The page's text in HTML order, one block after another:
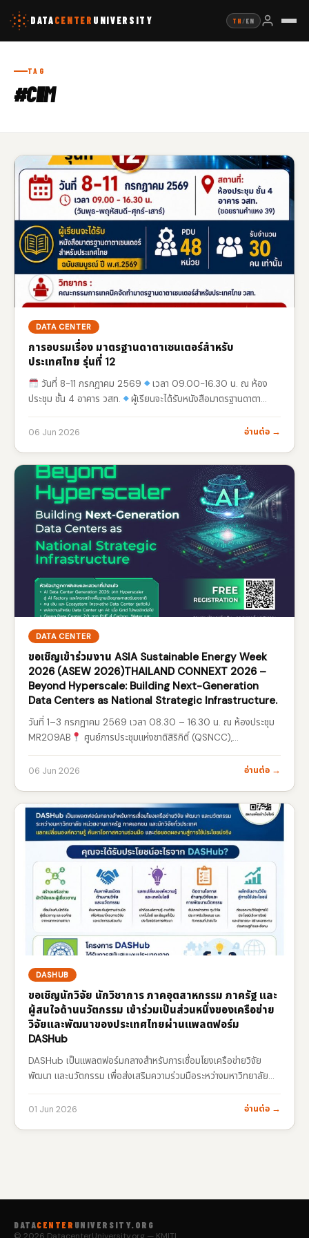
DATACENTER UNIVERSITY TH /EN
TAG
#CIIM
DATA CENTER
การอบรมเรื่อง มาตรฐานดาตาเซนเตอร์สำหรับ
ประเทศไทย รุ่นที่ 12
วันที่ 8-11 กรกฎาคม 2569
เวลา 09.00-16.30 น. ณ ห้อง
ประชุม ชั้น 4 อาคาร วสท.
ผู้เรียนจะได้รับหนังสือมาตรฐานดาตา
เซนเตอร์สำหรับประเทศไทย ฉบับสมบูรณ์ ปี
พ.ศ.2569……………………………
ค่าลงทะเบียนสมาชิก วสท.…
06 Jun 2026 อ่านต่อ →
DATA CENTER
ขอเชิญเข้าร่วมงาน ASIA Sustainable Energy Week
2026 (ASEW 2026)THAILAND CONNEXT 2026 –
Beyond Hyperscale: Building Next-Generation
Data Centers as National Strategic Infrastructure.
วันที่ 1–3 กรกฎาคม 2569 เวลา 08.30 – 16.30 น. ณ ห้องประชุม
MR209AB
ศูนย์การประชุมแห่งชาติสิริกิติ์ (QSNCC),
กรุงเทพมหานคร
งานแสดงเทคโนโลยีพลังงานสะอาดและความ
ยั่งยืนที่ใหญ่ที่สุดแห่งหนึ่งของเอเชียภายในงานพบกับนวัตกรรมและ
06 Jun 2026 อ่านต่อ →
DASHUB
ขอเชิญนักวิจัย นักวิชาการ ภาคอุตสาหกรรม ภาครัฐ และ
ผู้สนใจด้านนวัตกรรม เข้าร่วมเป็นส่วนหนึ่งของเครือข่าย
วิจัยและพัฒนาของประเทศไทยผ่านแพลตฟอร์ม
DASHub
DASHub เป็นแพลตฟอร์มกลางสำหรับการเชื่อมโยงเครือข่ายวิจัย
พัฒนา และนวัตกรรม เพื่อส่งเสริมความร่วมมือระหว่างมหาวิทยาลัย
หน่วยงานภาครัฐ ภาคเอกชน และนักวิจัยทั่วประเทศ ต่อยอดองค์ความรู้
สู่การใช้ประโยชน์จริง และสร้างผลกระทบเชิงเศรษฐกิจและสังคมอย่าง
01 Jun 2026 อ่านต่อ →
DATACENTER UNIVERSITY.ORG